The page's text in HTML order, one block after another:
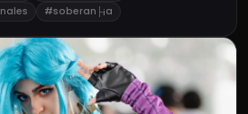
#soberan├¡a